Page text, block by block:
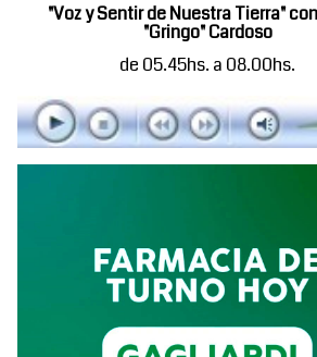
"Voz y Sentir de Nuestra Tierra"
"Gringo" Cardoso
de 05.45hs. a 08.00hs.